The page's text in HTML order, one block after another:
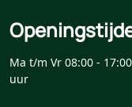
Ma t/m Vr 08:00 - 17:00
uur